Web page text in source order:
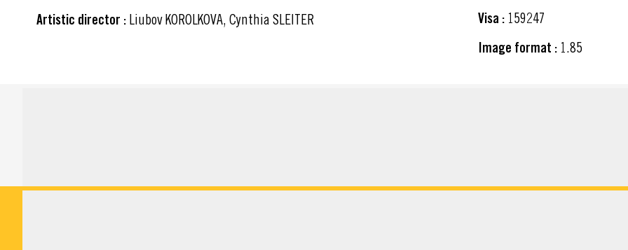
Artistic director : Liubov KOROLKOVA, Cynthia SLEITER Visa : 159247
Image format : 1.85